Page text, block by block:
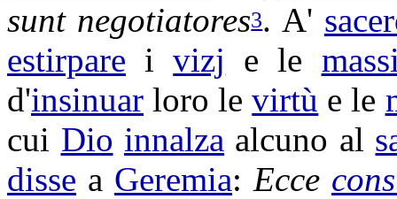
sunt negotiatores3. A'
estirpare ivizj e le
d'insinuar loro levirtù e le
cui Dio innalza alcuno al
disse a Geremia: Ecce